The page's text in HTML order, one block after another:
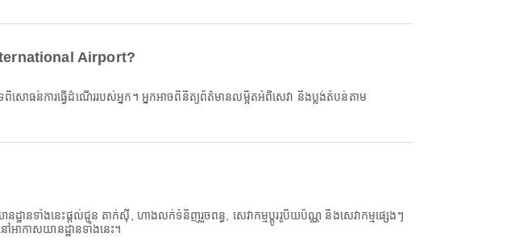
Airport?
សោធន៍ការធ្វើដំណើររបស់អ្នក។ អ្នកអាចពិនិត្យព័ត៌មានលម្អិតអំពីសេវា និងប្លង់តំបន់តាម
នទាំងនេះផ្តល់ជូន តាក់ស៊ី, ហាងលក់ទំនិញរួចពន្ធ, សេវាកម្មប្តូររូបិយប័ណ្ណ និងសេវាកម្មផ្សេងៗ
អាកាសយានដ្ឋានទាំងនេះ។